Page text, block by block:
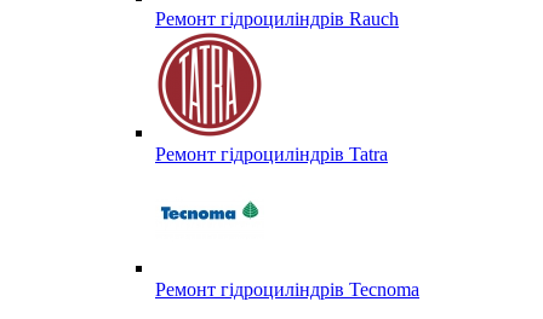
Ремонт гідроциліндрів Rauch
Ремонт гідроциліндрів Tatra
Ремонт гідроциліндрів Tecnoma